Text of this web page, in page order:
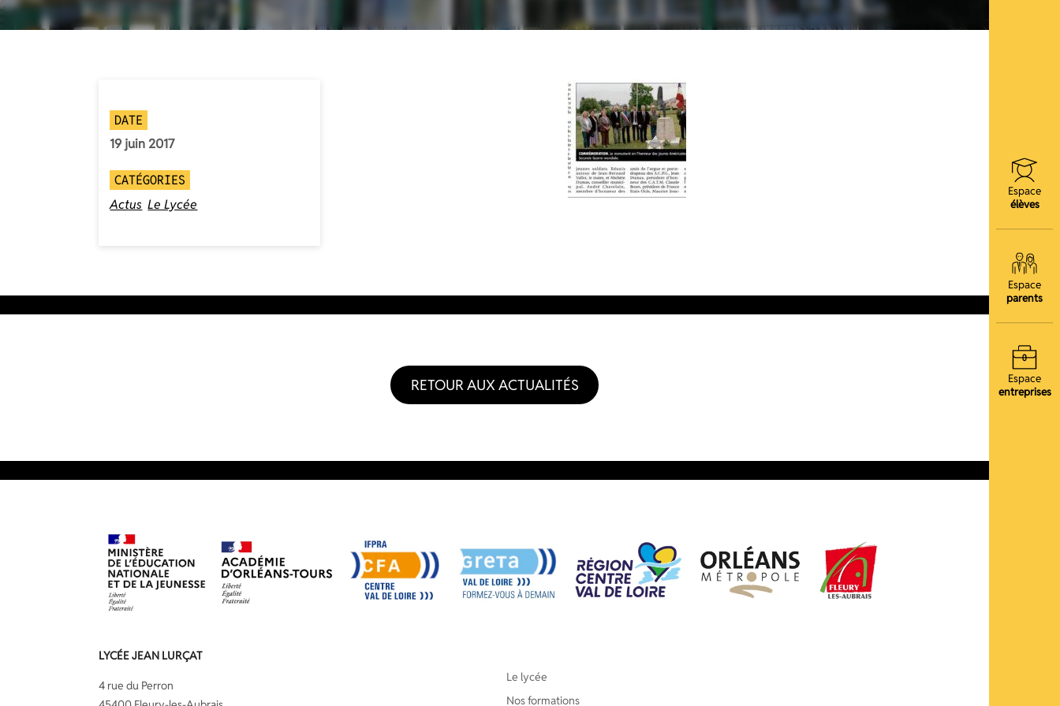
Espace
élèves
Espace
parents
Espace
entreprises
DATE
19 juin 2017
CATÉGORIES
Actus Le Lycée
RETOUR AUX ACTUALITÉS
LYCÉE JEAN LURÇAT
4 rue du Perron
Le lycée
Nos formations